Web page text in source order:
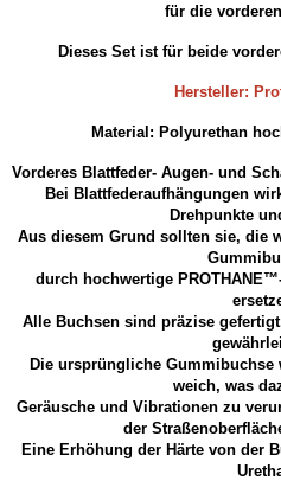
für die
Dieses Set ist für beide
Hersteller:
Material: Polyurethan
Vorderes Blattfeder- Augen- und
Bei Blattfederaufhängungen
Drehpunkte
Aus diesem Grund sollten sie, die
durch hochwertige
Alle Buchsen sind präzise
Die ursprüngliche
weich, was
Geräusche und Vibrationen zu
der
Eine Erhöhung der Härte von der